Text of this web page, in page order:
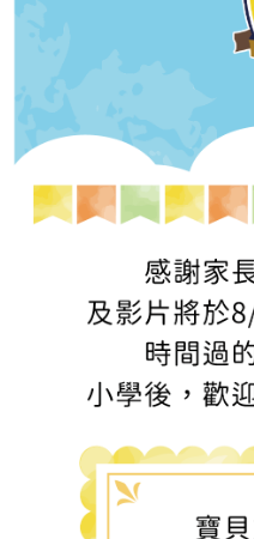
防震防災宣導
節慶文化活動
菁英課輔
菁英美語
私中衝刺
寒夏令營
作息&餐點表
每日作息表
每月餐點表
每月行事曆
年度活動
班級相簿
活動影片
幸福交流道